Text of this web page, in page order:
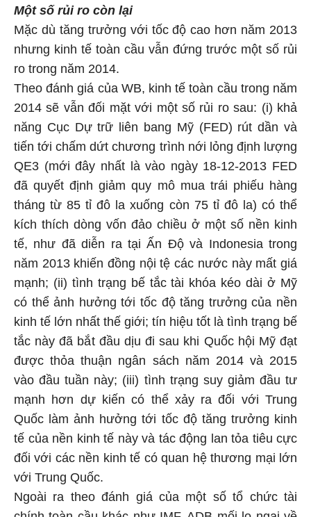
Một số rủi ro còn lại
Mặc dù tăng trưởng với tốc độ cao hơn năm 2013
nhưng kinh tế toàn cầu vẫn đứng trước một số rủi
ro trong năm 2014.
Theo đánh giá của WB, kinh tế toàn cầu trong năm
2014 sẽ vẫn đối mặt với một số rủi ro sau: (i) khả
năng Cục Dự trữ liên bang Mỹ (FED) rút dần và
tiến tới chấm dứt chương trình nới lỏng định lượng
QE3 (mới đây nhất là vào ngày 18-12-2013 FED
đã quyết định giảm quy mô mua trái phiếu hàng
tháng từ 85 tỉ đô la xuống còn 75 tỉ đô la) có thể
kích thích dòng vốn đảo chiều ở một số nền kinh
tế, như đã diễn ra tại Ấn Độ và Indonesia trong
năm 2013 khiến đồng nội tệ các nước này mất giá
mạnh; (ii) tình trạng bế tắc tài khóa kéo dài ở Mỹ
có thể ảnh hưởng tới tốc độ tăng trưởng của nền
kinh tế lớn nhất thế giới; tín hiệu tốt là tình trạng bế
tắc này đã bắt đầu dịu đi sau khi Quốc hội Mỹ đạt
được thỏa thuận ngân sách năm 2014 và 2015
vào đầu tuần này; (iii) tình trạng suy giảm đầu tư
mạnh hơn dự kiến có thể xảy ra đối với Trung
Quốc làm ảnh hưởng tới tốc độ tăng trưởng kinh
tế của nền kinh tế này và tác động lan tỏa tiêu cực
đối với các nền kinh tế có quan hệ thương mại lớn
với Trung Quốc.
Ngoài ra theo đánh giá của một số tổ chức tài